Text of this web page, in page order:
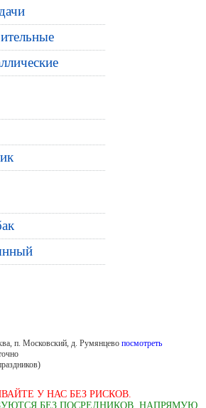
п. Московский, д. Румянцево посмотреть
У НАС БЕЗ РИСКОВ.
БЕЗ ПОСРЕДНИКОВ, НАПРЯМУЮ